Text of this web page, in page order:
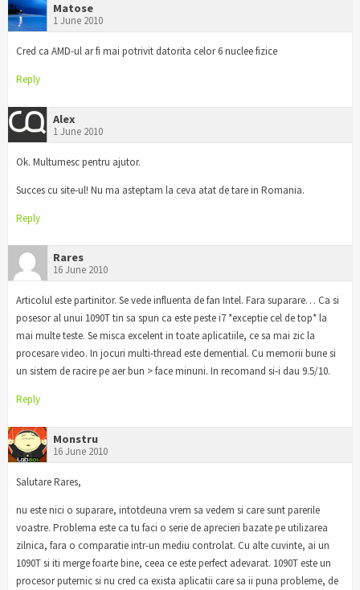
Matose
1 June 2010
Cred ca AMD-ul ar fi mai potrivit datorita celor 6 nuclee fizice
Reply
Alex
1 June 2010
Ok. Multumesc pentru ajutor.
Succes cu site-ul! Nu ma asteptam la ceva atat de tare in Romania.
Reply
Rares
16 June 2010
Articolul este partinitor. Se vede influenta de fan Intel. Fara suparare… Ca si
posesor al unui 1090T tin sa spun ca este peste i7 *exceptie cel de top* la
mai multe teste. Se misca excelent in toate aplicatiile, ce sa mai zic la
procesare video. In jocuri multi-thread este demential. Cu memorii bune si
un sistem de racire pe aer bun > face minuni. In recomand si-i dau 9.5/10.
Reply
Monstru
16 June 2010
Salutare Rares,
nu este nici o suparare, intotdeuna vrem sa vedem si care sunt parerile
voastre. Problema este ca tu faci o serie de aprecieri bazate pe utilizarea
zilnica, fara o comparatie intr-un mediu controlat. Cu alte cuvinte, ai un
1090T si iti merge foarte bine, ceea ce este perfect adevarat. 1090T este un
procesor puternic si nu cred ca exista aplicatii care sa ii puna probleme, de